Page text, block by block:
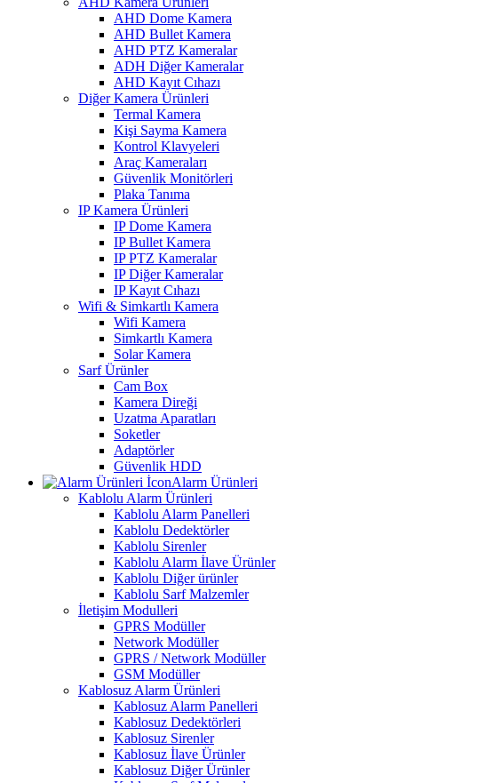
AHD Dome Kamera
AHD Bullet Kamera
AHD PTZ Kameralar
ADH Diğer Kameralar
AHD Kayıt Cıhazı
Diğer Kamera Ürünleri
Termal Kamera
Kişi Sayma Kamera
Kontrol Klavyeleri
Araç Kameraları
Güvenlik Monitörleri
Plaka Tanıma
IP Kamera Ürünleri
IP Dome Kamera
IP Bullet Kamera
IP PTZ Kameralar
IP Diğer Kameralar
IP Kayıt Cıhazı
Wifi & Simkartlı Kamera
Wifi Kamera
Simkartlı Kamera
Solar Kamera
Sarf Ürünler
Cam Box
Kamera Direği
Uzatma Aparatları
Soketler
Adaptörler
Güvenlik HDD
Alarm Ürünleri
Kablolu Alarm Ürünleri
Kablolu Alarm Panelleri
Kablolu Dedektörler
Kablolu Sirenler
Kablolu Alarm İlave Ürünler
Kablolu Diğer ürünler
Kablolu Sarf Malzemler
İletişim Modulleri
GPRS Modüller
Network Modüller
GPRS / Network Modüller
GSM Modüller
Kablosuz Alarm Ürünleri
Kablosuz Alarm Panelleri
Kablosuz Dedektörleri
Kablosuz Sirenler
Kablosuz İlave Ürünler
Kablosuz Diğer Ürünler